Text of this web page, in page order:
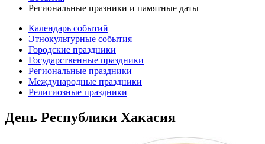
Региональные празники и памятные даты
Календарь событий
Этнокультурные события
Городские праздники
Государственные праздники
Региональные праздники
Международные праздники
Религиозные праздники
День Республики Хакасия